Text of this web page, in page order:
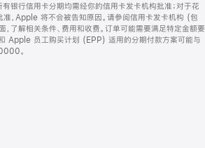
行信用卡分期均需经你的信用卡发卡机构批准；对于花
准，Apple 将不会被告知原因。请参阅信用卡发卡机构 (包
了解相关条件、费用和收费。订单可能需要满足特定金额要
Apple 员工购买计划 (EPP) 适用的分期付款方案可能与
。